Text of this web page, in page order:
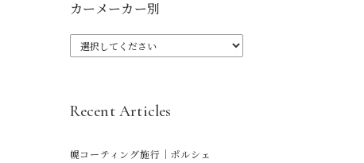
カーメーカー別
Recent Articles
幌コーティング施行｜ポルシェ